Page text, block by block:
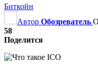
Биткойн
Автор Обозреватель
58
Поделится